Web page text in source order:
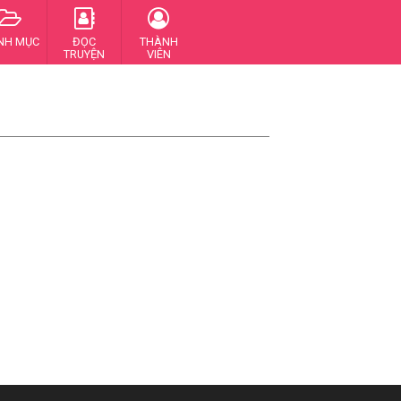
MỤC
ĐỌC
TRUYỆN
THÀNH
VIÊN